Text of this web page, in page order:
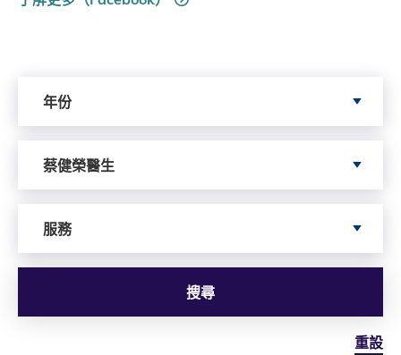
年份
蔡健榮醫生
服務
搜尋
重設